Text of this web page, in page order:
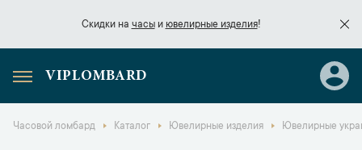
Скидки на часыи ювелирные изделия!
Скидки начасы
VIPLOMBARD
Часовой ломбард Каталог Ювелирные изделия Ювелирные